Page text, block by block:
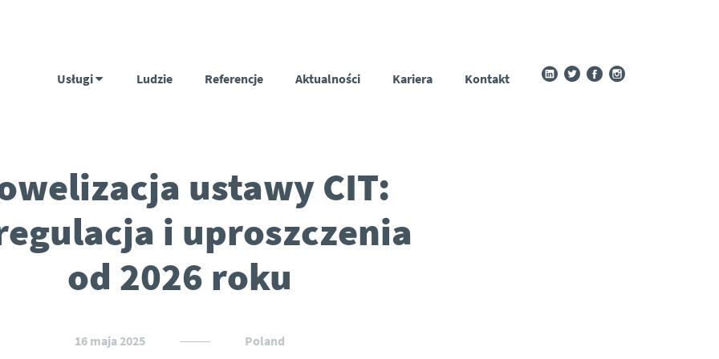
Usługi Ludzie Referencje Aktualności Kariera Kontakt
ustawy CIT:
i uproszczenia
od 2026 roku
16 maja 2025 Poland